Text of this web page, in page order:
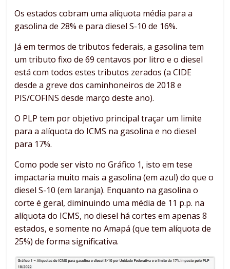
Os estados cobram uma alíquota média para a
gasolina de 28% e para diesel S-10 de 16%.
Já em termos de tributos federais, a gasolina tem
um tributo fixo de 69 centavos por litro e o diesel
está com todos estes tributos zerados (a CIDE
desde a greve dos caminhoneiros de 2018 e
PIS/COFINS desde março deste ano).
O PLP tem por objetivo principal traçar um limite
para a alíquota do ICMS na gasolina e no diesel
para 17%.
Como pode ser visto no Gráfico 1, isto em tese
impactaria muito mais a gasolina (em azul) do que o
diesel S-10 (em laranja). Enquanto na gasolina o
corte é geral, diminuindo uma média de 11 p.p. na
alíquota do ICMS, no diesel há cortes em apenas 8
estados, e somente no Amapá (que tem alíquota de
25%) de forma significativa.